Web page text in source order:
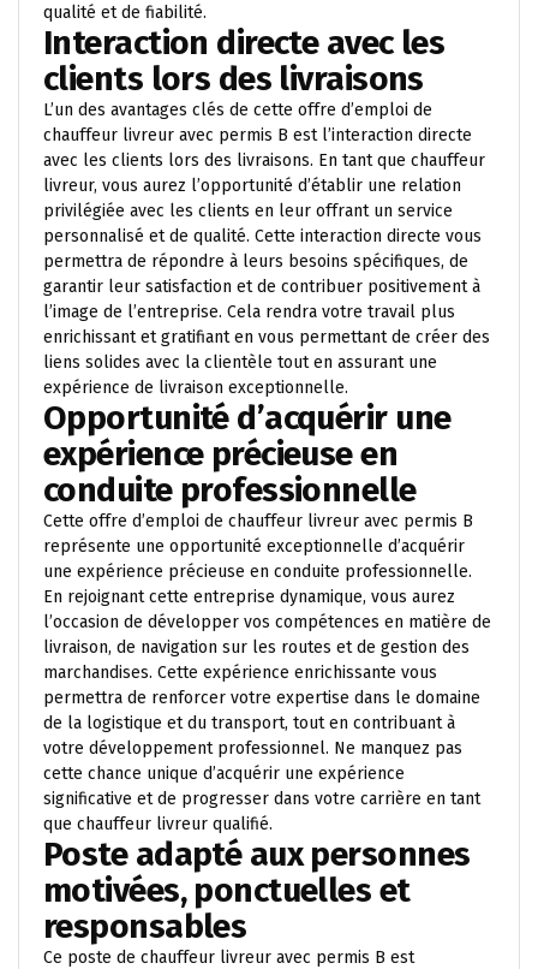
qualité et de fiabilité.
Interaction directe avec les
clients lors des livraisons
L’un des avantages clés de cette offre d’emploi de
chauffeur livreur avec permis B est l’interaction directe
avec les clients lors des livraisons. En tant que chauffeur
livreur, vous aurez l’opportunité d’établir une relation
privilégiée avec les clients en leur offrant un service
personnalisé et de qualité. Cette interaction directe vous
permettra de répondre à leurs besoins spécifiques, de
garantir leur satisfaction et de contribuer positivement à
l’image de l’entreprise. Cela rendra votre travail plus
enrichissant et gratifiant en vous permettant de créer des
liens solides avec la clientèle tout en assurant une
expérience de livraison exceptionnelle.
Opportunité d’acquérir une
expérience précieuse en
conduite professionnelle
Cette offre d’emploi de chauffeur livreur avec permis B
représente une opportunité exceptionnelle d’acquérir
une expérience précieuse en conduite professionnelle.
En rejoignant cette entreprise dynamique, vous aurez
l’occasion de développer vos compétences en matière de
livraison, de navigation sur les routes et de gestion des
marchandises. Cette expérience enrichissante vous
permettra de renforcer votre expertise dans le domaine
de la logistique et du transport, tout en contribuant à
votre développement professionnel. Ne manquez pas
cette chance unique d’acquérir une expérience
significative et de progresser dans votre carrière en tant
que chauffeur livreur qualifié.
Poste adapté aux personnes
motivées, ponctuelles et
responsables
Ce poste de chauffeur livreur avec permis B est